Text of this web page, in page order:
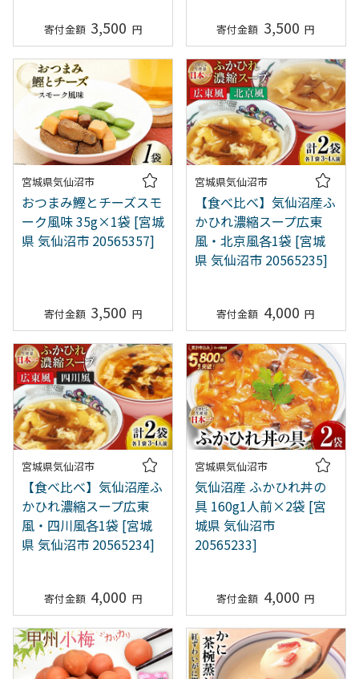
3,500 3,500
宮城県気仙沼市
おつまみ鰹とチーズスモ
ーク風味 35g×1袋 [宮城
県 気仙沼市 20565357]
3,500
宮城県気仙沼市
【食べ比べ】気仙沼産ふ
かひれ濃縮スープ広東
風・北京風各1袋 [宮城
県 気仙沼市 20565235]
4,000
宮城県気仙沼市
【食べ比べ】気仙沼産ふ
かひれ濃縮スープ広東
風・四川風各1袋 [宮城
県 気仙沼市 20565234]
4,000
宮城県気仙沼市
気仙沼産 ふかひれ丼の
具 160g1人前×2袋 [宮
城県 気仙沼市
20565233]
4,000